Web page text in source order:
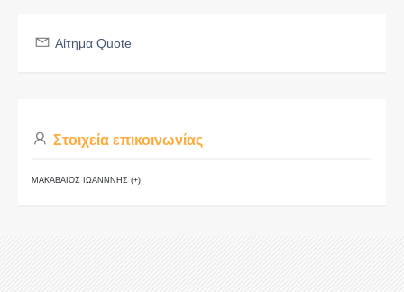
Αίτημα Quote
Στοιχεία επικοινωνίας
ΜΑΚΑΒΑΙΟΣ ΙΩΑΝΝΝΗΣ (+)